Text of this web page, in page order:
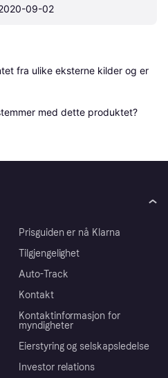
09-02
fra ulike eksterne kilder og er
med dette produktet?
Prisguiden er nå Klarna
Tilgjengelighet
Auto-Track
Kontakt
Kontaktinformasjon for
myndigheter
Eierstyring og selskapsledelse
Investor relations